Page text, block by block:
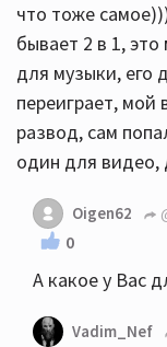
что тоже
бывает 2 в 1,
для музыки, его
переиграет, мой
развод, сам
один для видео,
Oigen62
0
А какое у Вас
Vadim_Nef